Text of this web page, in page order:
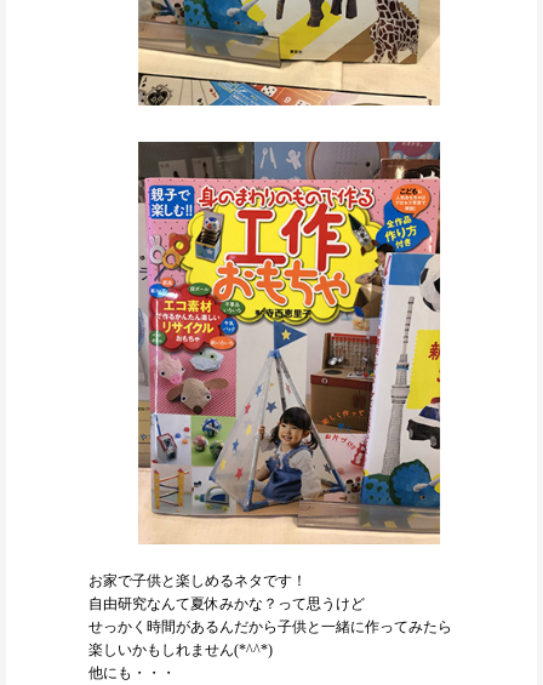
お家で子供と楽しめるネタです！
自由研究なんて夏休みかな？って思うけど
せっかく時間があるんだから子供と一緒に作ってみたら
楽しいかもしれません(*^^*)
他にも・・・